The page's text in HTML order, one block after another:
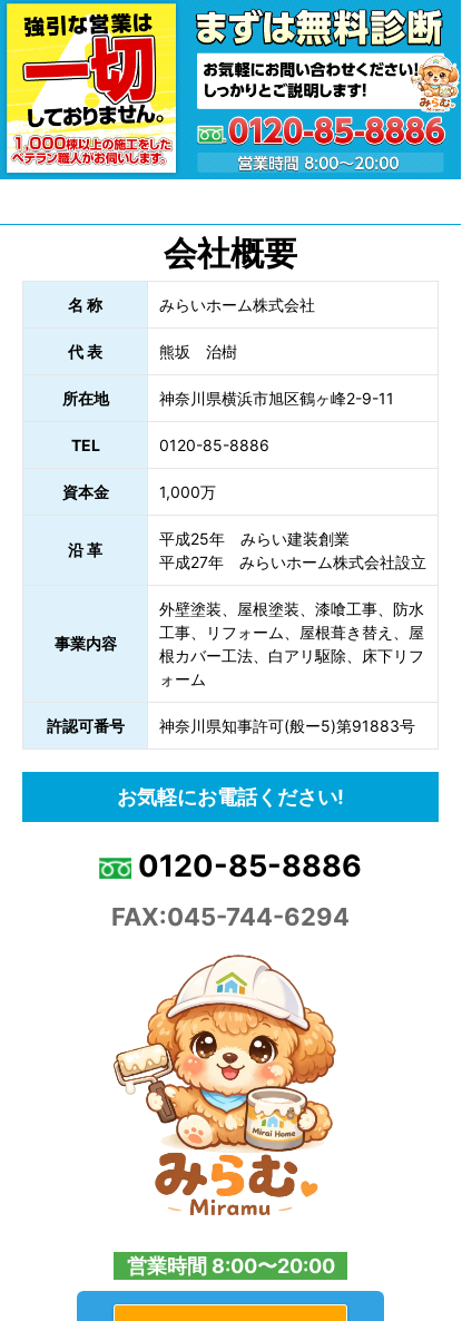
会社概要
名 称 みらいホーム株式会社
代 表 熊坂 治樹
所在地 神奈川県横浜市旭区鶴ヶ峰2-9-11
TEL 0120-85-8886
資本金 1,000万
沿 革
平成25年 みらい建装創業
平成27年 みらいホーム株式会社設立
事業内容
外壁塗装、屋根塗装、漆喰工事、防水
工事、リフォーム、屋根葺き替え、屋
根カバー工法、白アリ駆除、床下リフ
ォーム
許認可番号 神奈川県知事許可(般ー5)第91883号
お気軽にお電話ください!
0120-85-8886
FAX:045-744-6294
営業時間 8:00〜20:00